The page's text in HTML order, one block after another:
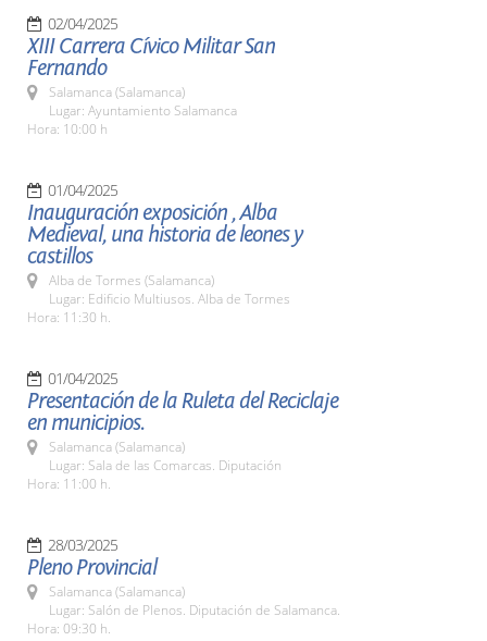
02/04/2025
XIII Carrera Cívico Militar San
Fernando
Salamanca (Salamanca)
Lugar: Ayuntamiento Salamanca
Hora: 10:00 h
01/04/2025
Inauguración exposición , Alba
Medieval, una historia de leones y
castillos
Alba de Tormes (Salamanca)
Lugar: Edificio Multiusos. Alba de Tormes
Hora: 11:30 h.
01/04/2025
Presentación de la Ruleta del Reciclaje
en municipios.
Salamanca (Salamanca)
Lugar: Sala de las Comarcas. Diputación
Hora: 11:00 h.
28/03/2025
Pleno Provincial
Salamanca (Salamanca)
Lugar: Salón de Plenos. Diputación de Salamanca.
Hora: 09:30 h.